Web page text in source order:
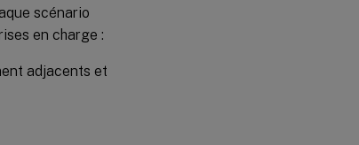
scénario
en charge :
adjacents et